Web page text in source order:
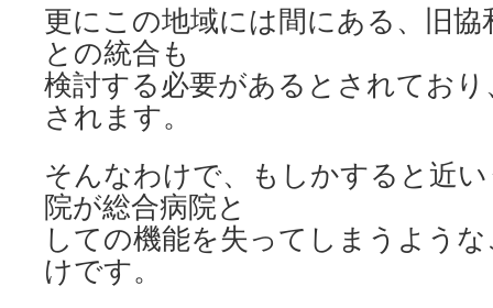
更にこの地域には間にある、旧協
との統合も
検討する必要があるとされてお
されます。
そんなわけで、もしかすると近
院が総合病院と
しての機能を失ってしまうよう
けです。